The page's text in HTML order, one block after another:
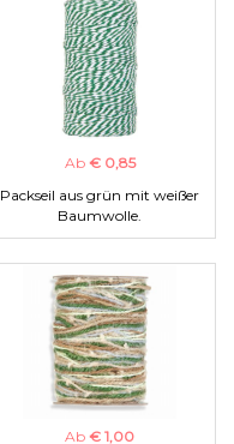
Ab € 0,85
Packseil aus grün mit weißer
Baumwolle.
Ab € 1,00